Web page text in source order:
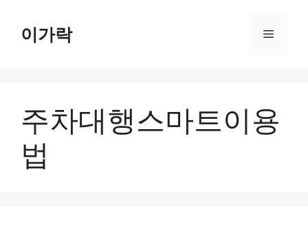
이가락 메
주차대행스마트이용
법